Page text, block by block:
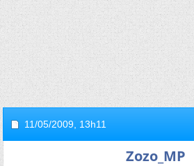
11/05/2009, 13h11
Zozo_MP